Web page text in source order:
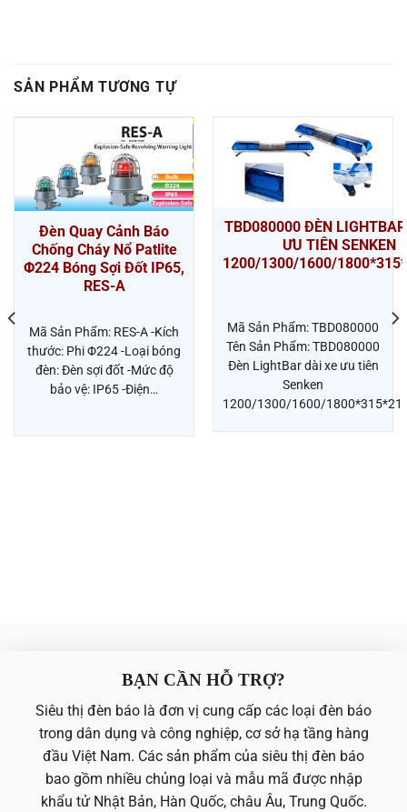
SẢN PHẨM TƯƠNG TỰ
Đèn Quay Cảnh Báo
Chống Cháy Nổ Patlite
Φ224 Bóng Sợi Đốt IP65,
RES-A
Mã Sản Phẩm: RES-A -Kích
thước: Phi Φ224 -Loại bóng
đèn: Đèn sợi đốt -Mức độ
bảo vệ: IP65 -Điện…
TBD080000 ĐÈN
ƯU TIÊN SENKEN
1200/1300/1600/
Mã Sản Phẩm: TBD080000
Tên Sản Phẩm: TBD080000
Đèn LightBar dài xe ưu tiên
Senken
1200/1300/1600/
BẠN CẦN HỖ TRỢ?
Siêu thị đèn báo là đơn vị cung cấp các loại đèn báo
trong dân dụng và công nghiệp, cơ sở hạ tầng hàng
đầu Việt Nam. Các sản phẩm của siêu thị đèn báo
bao gồm nhiều chủng loại và mẫu mã được nhập
khẩu tử Nhật Bản, Hàn Quốc, châu Âu, Trung Quốc.